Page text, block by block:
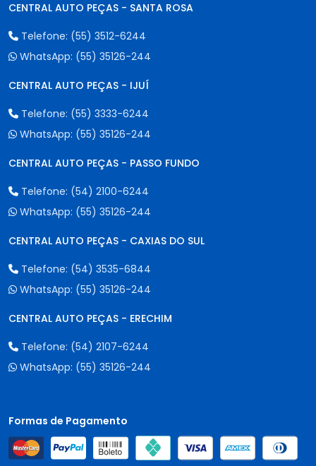
CENTRAL AUTO PEÇAS - SANTA ROSA
Telefone: (55) 3512-6244
WhatsApp: (55) 35126-244
CENTRAL AUTO PEÇAS - IJUÍ
Telefone: (55) 3333-6244
WhatsApp: (55) 35126-244
CENTRAL AUTO PEÇAS - PASSO FUNDO
Telefone: (54) 2100-6244
WhatsApp: (55) 35126-244
CENTRAL AUTO PEÇAS - CAXIAS DO SUL
Telefone: (54) 3535-6844
WhatsApp: (55) 35126-244
CENTRAL AUTO PEÇAS - ERECHIM
Telefone: (54) 2107-6244
WhatsApp: (55) 35126-244
Formas de Pagamento